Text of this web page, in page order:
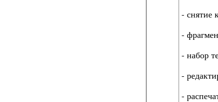
- снятие
-
- набор
-
-